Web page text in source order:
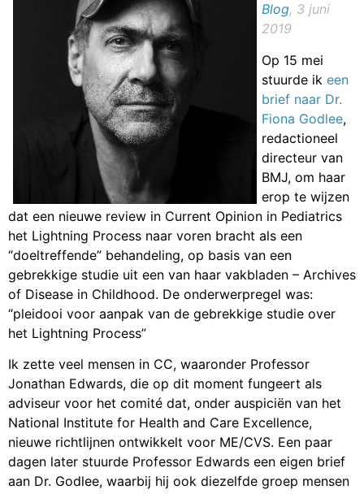
Blog, 3 juni
2019
Op 15 mei
stuurde ik een
brief naar Dr.
Fiona Godlee,
redactioneel
directeur van
BMJ, om haar
erop te wijzen
dat een nieuwe review in Current Opinion in Pediatrics
het Lightning Process naar voren bracht als een
“doeltreffende” behandeling, op basis van een
gebrekkige studie uit een van haar vakbladen – Archives
of Disease in Childhood. De onderwerpregel was:
“pleidooi voor aanpak van de gebrekkige studie over
het Lightning Process”
Ik zette veel mensen in CC, waaronder Professor
Jonathan Edwards, die op dit moment fungeert als
adviseur voor het comité dat, onder auspiciën van het
National Institute for Health and Care Excellence,
nieuwe richtlijnen ontwikkelt voor ME/CVS. Een paar
dagen later stuurde Professor Edwards een eigen brief
aan Dr. Godlee, waarbij hij ook diezelfde groep mensen